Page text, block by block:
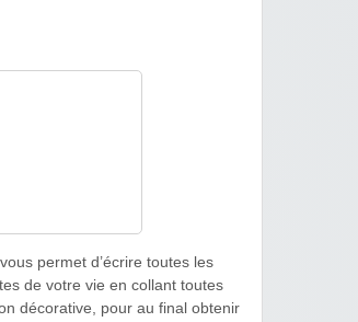
permet d’écrire toutes les
de votre vie en collant toutes
décorative, pour au final obtenir